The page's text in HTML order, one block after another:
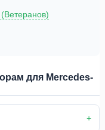
для Mercedes-